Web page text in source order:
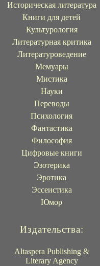
Историческая литература
Книги для детей
Культурология
Литературная критика
Литературоведение
Мемуары
Мистика
Науки
Переводы
Психология
Фантастика
Философия
Цифровые книги
Эзотерика
Эротика
Эссеистика
Юмор
Издательства:
Altaspera Publishing &
Literary Agency